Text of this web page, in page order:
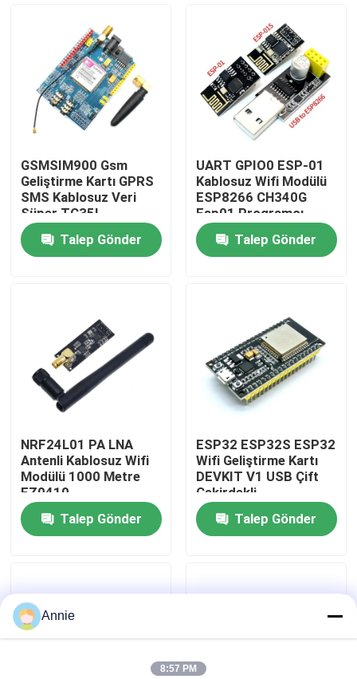
Ana Sayfa
Hakkımızda
Fabrika turu
Kalite Kontrol
Bizimle İletişim
Haberler
Blog
Amplifier Board Modülü
GSMSIM900 Gsm
Geliştirme Kartı GPRS
SMS Kablosuz Veri
Süper TC35I
Talep Gönder
UART GPIO0 ESP-01
Kablosuz Wifi Modülü
ESP8266 CH340G
Esp01 Programcı
Adaptörü
Talep Gönder
NRF24L01 PA LNA
Antenli Kablosuz Wifi
Modülü 1000 Metre
FZ0410
Talep Gönder
ESP32 ESP32S ESP32
Wifi Geliştirme Kartı
DEVKIT V1 USB Çift
Çekirdekli
Talep Gönder
Annie
8:57 PM